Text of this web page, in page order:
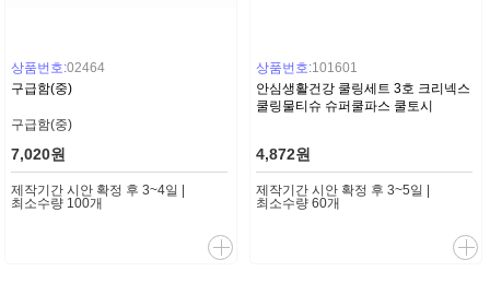
상품번호:02464
구급함(중)
구급함(중)
7,020원
제작기간 시안 확정 후 3~4일 |
최소수량 100개
상품번호:101601
안심생활건강 쿨링세트 3호 크리넥스
쿨링물티슈 슈퍼쿨파스 쿨토시
4,872원
제작기간 시안 확정 후 3~5일 |
최소수량 60개